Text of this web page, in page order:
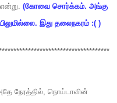
(கோவை சொர்க்கம். அங்கு
இது தலைநகரம் :( )
நேரத்தில், நொய்டாவின்